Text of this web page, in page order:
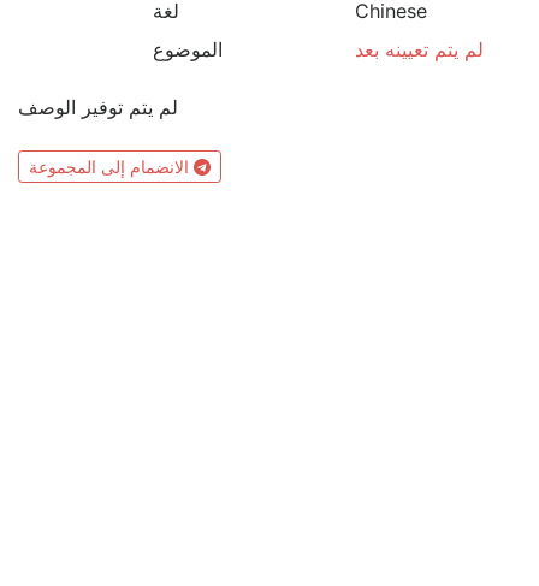
لغة
Chinese
الموضوع
لم يتم تعيينه بعد
لم يتم توفير الوصف